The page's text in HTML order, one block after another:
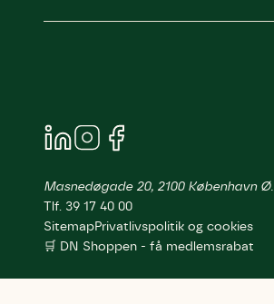
Masnedøgade 20, 2100 København Ø.
Tlf. 39 17 40 00
SitemapPrivatlivspolitik og cookies
🛒 DN Shoppen - få medlemsrabat